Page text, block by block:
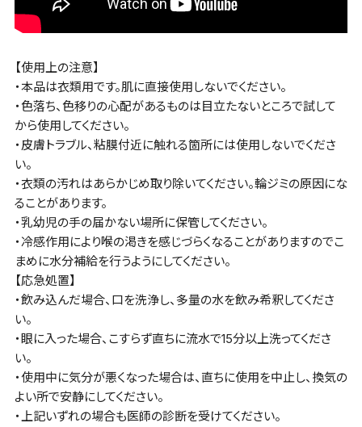
【使用上の注意】
・本品は衣類用です。肌に直接使用しないでください。
・色落ち、色移りの心配があるものは目立たないところで試して
から使用してください。
・皮膚トラブル、粘膜付近に触れる箇所には使用しないでくださ
い。
・衣類の汚れはあらかじめ取り除いてください。輪ジミの原因にな
ることがあります。
・乳幼児の手の届かない場所に保管してください。
・冷感作用により喉の渇きを感じづらくなることがありますのでこ
まめに水分補給を行うようにしてください。
【応急処置】
・飲み込んだ場合、口を洗浄し、多量の水を飲み希釈してくださ
い。
・眼に入った場合、こすらず直ちに流水で15分以上洗ってくださ
い。
・使用中に気分が悪くなった場合は、直ちに使用を中止し、換気の
よい所で安静にしてください。
・上記いずれの場合も医師の診断を受けてください。